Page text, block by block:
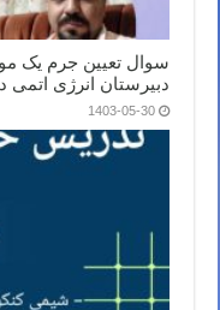
سوال تعیین جرم یک
دبیرستان انرژی اتمی
1403-05-30